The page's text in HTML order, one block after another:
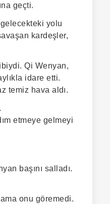
geçti.
yolu
kardeşler,
Qi Wenyan,
idare etti.
temiz hava aldı.
etmeye gelmeyi
başını salladı.
onu göremedi.